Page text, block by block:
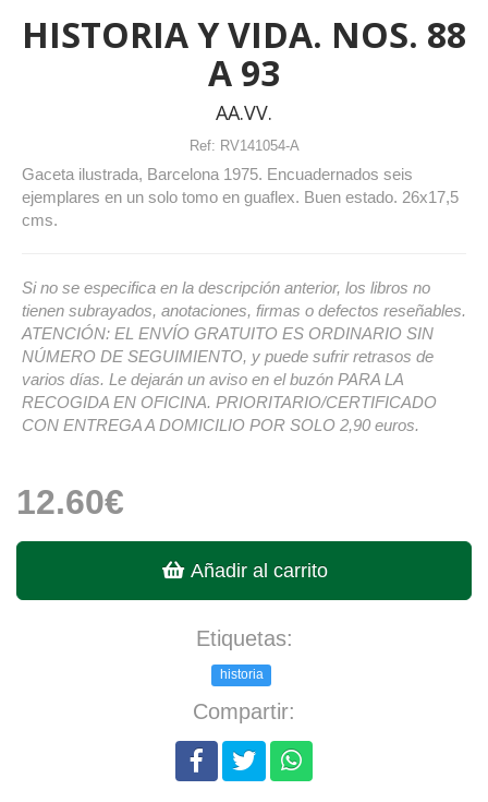
HISTORIA Y VIDA. NOS. 88
A 93
AA.VV.
Ref: RV141054-A
Gaceta ilustrada, Barcelona 1975. Encuadernados seis
ejemplares en un solo tomo en guaflex. Buen estado. 26x17,5
cms.
Si no se especifica en la descripción anterior, los libros no
tienen subrayados, anotaciones, firmas o defectos reseñables.
ATENCIÓN: EL ENVÍO GRATUITO ES ORDINARIO SIN
NÚMERO DE SEGUIMIENTO, y puede sufrir retrasos de
varios días. Le dejarán un aviso en el buzón PARA LA
RECOGIDA EN OFICINA. PRIORITARIO/CERTIFICADO
CON ENTREGA A DOMICILIO POR SOLO 2,90 euros.
12.60€
Añadir al carrito
Etiquetas:
historia
Compartir: